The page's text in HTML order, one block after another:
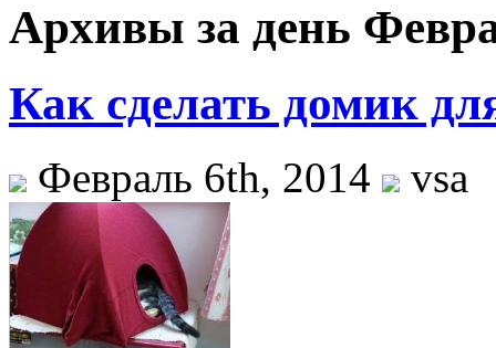
Архивы за день
Как сделать домик
Февраль 6th, 2014 vsa